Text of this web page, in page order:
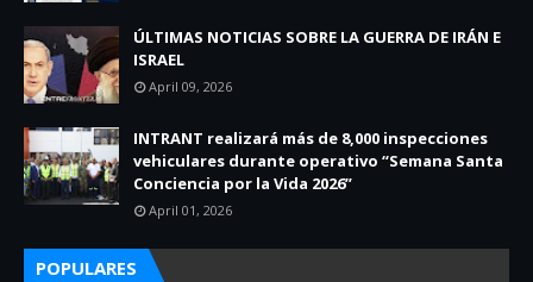
ÚLTIMAS NOTICIAS SOBRE LA GUERRA DE IRÁN E
ISRAEL
April 09, 2026
INTRANT realizará más de 8,000 inspecciones
vehiculares durante operativo “Semana Santa
Conciencia por la Vida 2026”
April 01, 2026
POPULARES